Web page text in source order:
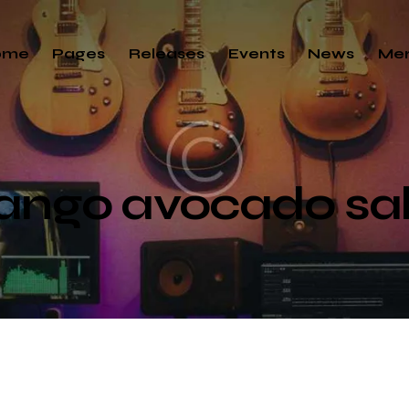
Pages Releases Events News
avocado